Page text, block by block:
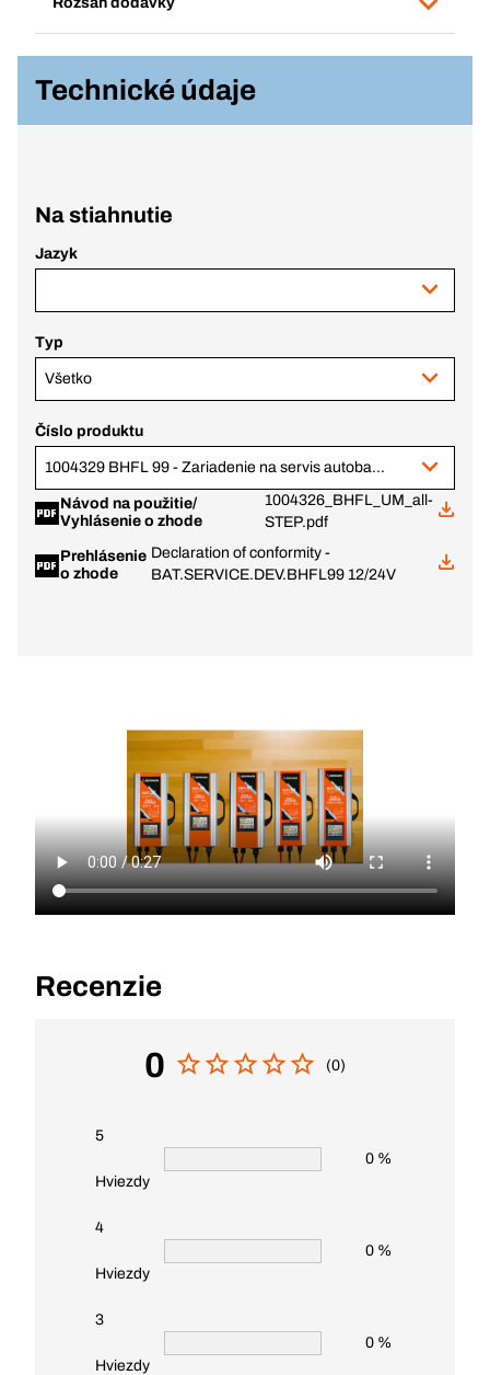
Technické údaje
Na stiahnutie
Jazyk
Typ
Všetko
Číslo produktu
1004329 BHFL 99 - Zariadenie na servis autobatérií, 12/24 V, 90 A
Návod na použitie/
Vyhlásenie o zhode
1004326_BHFL_UM_all-
STEP.pdf
Prehlásenie
o zhode
Declaration of conformity -
BAT.SERVICE.DEV.BHFL99 12/24V
Recenzie
0 (0)
5
Hviezdy
0 %
4
Hviezdy
0 %
3
Hviezdy
0 %